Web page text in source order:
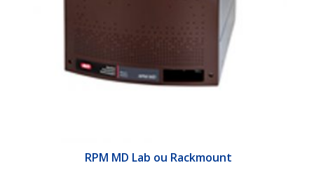
RPM MD Lab ou Rackmount